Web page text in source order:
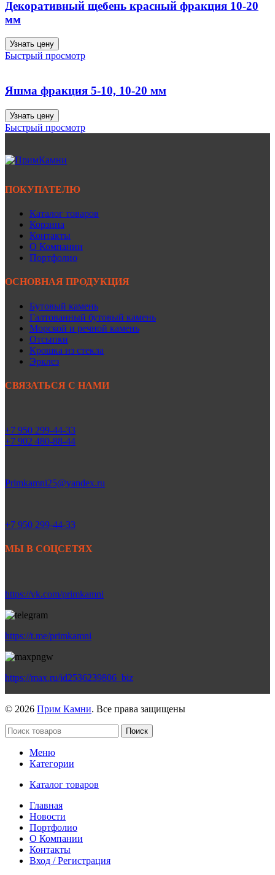
Декоративный щебень красный фракция 10-20
мм
Узнать цену
Быстрый просмотр
Яшма фракция 5-10, 10-20 мм
Узнать цену
Быстрый просмотр
ПОКУПАТЕЛЮ
Каталог товаров
Корзина
Контакты
О Компании
Портфолио
ОСНОВНАЯ ПРОДУКЦИЯ
Бутовый камень
Галтованный бутовый камень
Морской и речной камень
Отсыпки
Крошка из стекла
Эрклез
СВЯЗАТЬСЯ С НАМИ
+7 950 299-44-33
+7 902 480-88-44
Primkamni25@yandex.ru
+7 950 299-44-33
МЫ В СОЦСЕТЯХ
https://vk.com/primkamni
https://t.me/primkamni
https://max.ru/id2536239806_biz
© 2026 Прим Камни. Все права защищены
Поиск
Меню
Категории
Каталог товаров
Главная
Новости
Портфолио
О Компании
Контакты
Вход / Регистрация